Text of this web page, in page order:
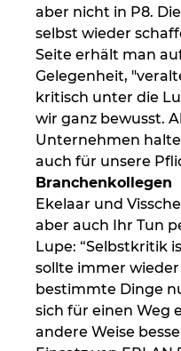
aber nicht in P8.
selbst wieder
Seite erhält man
Gelegenheit,
kritisch unter die
wir ganz bewusst.
Unternehmen
auch für unsere
Branchenkollegen
Ekelaar und
aber auch Ihr Tun
Lupe: “Selbstkritik
sollte immer
bestimmte Dinge
sich für einen Weg
andere Weise